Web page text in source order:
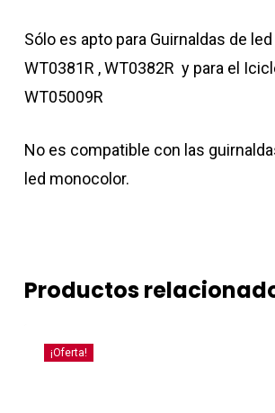
Sólo es apto para Guirnaldas de
WT0381R , WT0382R y para el
WT05009R
No es compatible con las
led monocolor.
Productos
¡Oferta!